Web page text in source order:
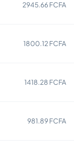
2945.66 FCFA
1800.12 FCFA
1418.28 FCFA
981.89 FCFA